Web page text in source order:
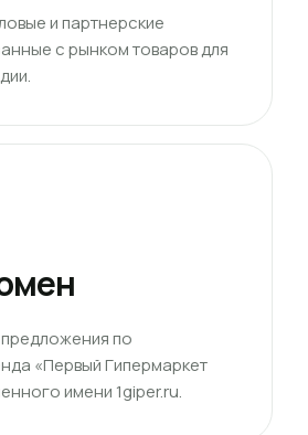
и партнерские
с рынком товаров для
по
«Первый Гипермаркет
имени 1giper.ru.